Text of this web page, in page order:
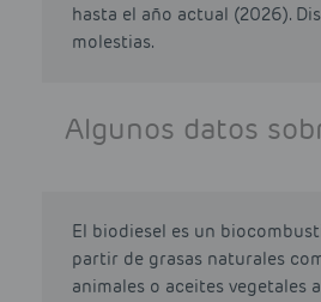
hasta el año actual (2026).
molestias.
Algunos datos
El biodiesel es un
partir de grasas naturales
animales o aceites vegetales